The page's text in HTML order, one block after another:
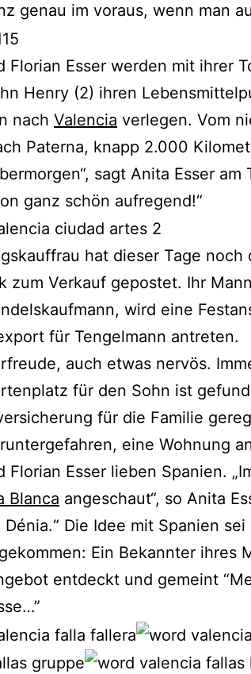
genau im voraus, wenn man
Florian Esser werden mit ihrer
Henry (2) ihren
nach Valencia verlegen. Vom
Paterna, knapp 2.000
sagt Anita Esser am
ganz schön aufregend!“
hat dieser Tage
zum Verkauf gepostet. Ihr
wird eine
für Tengelmann antreten.
auch etwas nervös.
für den Sohn ist
für die Familie
eine Wohnung
Florian Esser lieben Spanien.
Blanca angeschaut“, so Anita
Dénia.“ Die Idee mit Spanien
Ein Bekannter ihres
entdeckt und gemeint